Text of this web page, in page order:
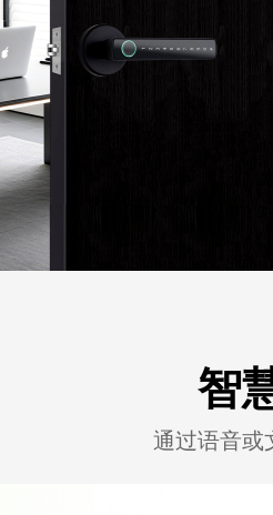
通过语音或
智